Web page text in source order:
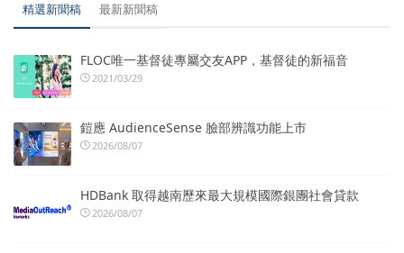
精選新聞稿 最新新聞稿
FLOC唯一基督徒專屬交友APP，基督徒的新福音
2021/03/29
鎧應 AudienceSense 臉部辨識功能上市
2026/08/07
HDBank 取得越南歷來最大規模國際銀團社會貸款
2026/08/07